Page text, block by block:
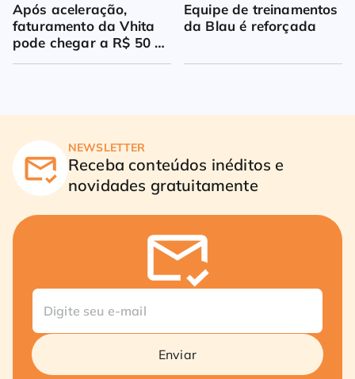
Após aceleração,
faturamento da Vhita
pode chegar a R$ 50
milhões
Equipe de treinamentos
da Blau é reforçada
NEWSLETTER
Receba conteúdos inéditos e
novidades gratuitamente
Enviar